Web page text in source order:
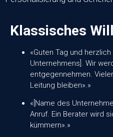
Klassisches
«Guten Tag und
Unternehmens]. Wir
entgegennehmen.
Leitung bleiben».»
«[Name des
Anruf. Ein Berater wird
kümmern».»